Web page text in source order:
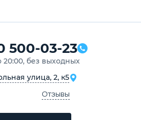
500-03-23
20:00, без выходных
улица, 2, к5
Отзывы